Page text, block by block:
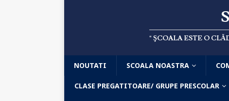
" ŞCOALA ESTE O
NOUTATI SCOALA NOASTRA
CLASE PREGATITOARE/ GRUPE PRESCOLAR